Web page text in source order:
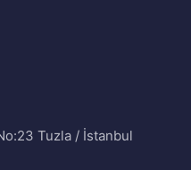
Tuzla / İstanbul